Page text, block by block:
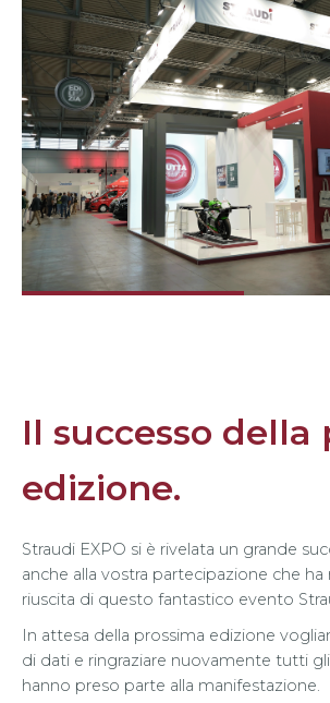
Il successo della
edizione.
Straudi EXPO si è rivelata un grande
anche alla vostra partecipazione che ha
riuscita di questo fantastico evento
In attesa della prossima edizione
di dati e ringraziare nuovamente tutti
hanno preso parte alla manifestazione.